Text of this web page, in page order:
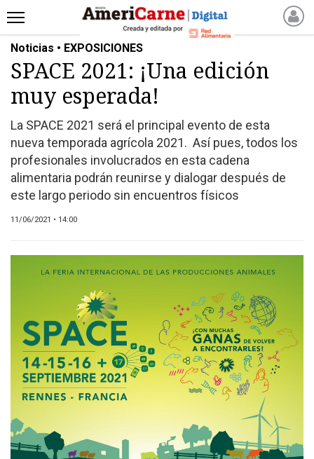
INICIO
NOTICIAS RECIENTES
NOTICIAS
PRODUCCIÓN
PROCESO
PRODUCTO
NUEVOS PRODUCTOS
MARKETPLACE
DE CARNE VACUNA
EVENTOS Y
CAPACITACIONES
DIRECTORIO
CALENDARIO
TEMAS DESTACADOS
CARNE
Noticias • EXPOSICIONES
SPACE 2021: ¡Una edición
muy esperada!
La SPACE 2021 será el principal evento de esta
nueva temporada agrícola 2021. Así pues, todos los
profesionales involucrados en esta cadena
alimentaria podrán reunirse y dialogar después de
este largo periodo sin encuentros físicos
11/06/2021 • 14:00